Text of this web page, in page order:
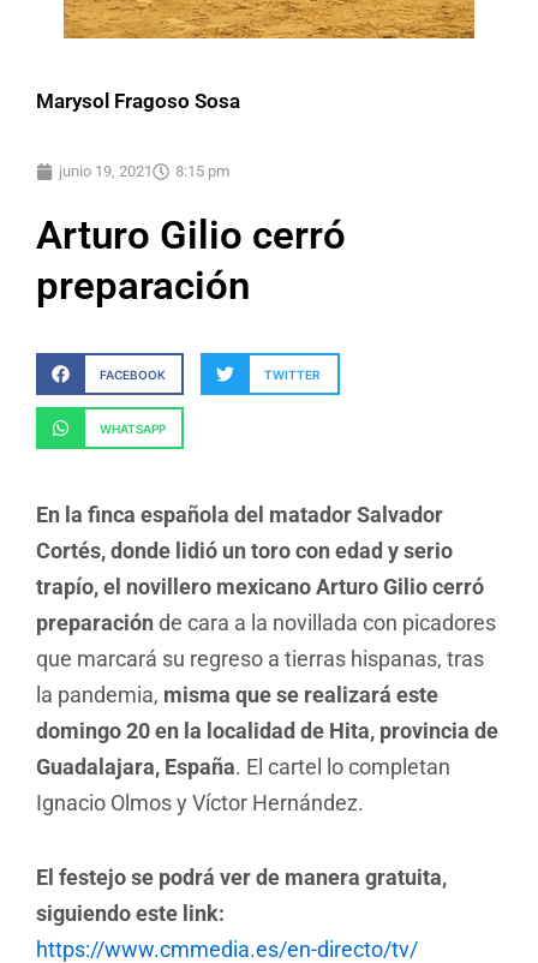
Marysol Fragoso Sosa
junio 19, 2021 8:15 pm
Arturo Gilio cerró
preparación
FACEBOOK TWITTER
WHATSAPP
En la finca española del matador Salvador
Cortés, donde lidió un toro con edad y serio
trapío, el novillero mexicano Arturo Gilio cerró
preparaciónde cara a la novillada con picadores
que marcará su regreso a tierras hispanas, tras
la pandemia, misma que se realizará este
domingo 20 en la localidad de Hita, provincia de
Guadalajara, España. El cartel lo completan
Ignacio Olmos y Víctor Hernández.
El festejo se podrá ver de manera gratuita,
siguiendo este link:
https://www.cmmedia.es/en-directo/tv/